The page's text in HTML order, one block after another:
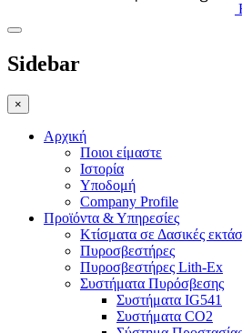
Sidebar
×
Αρχική
Ποιοι είμαστε
Ιστορία
Υποδομή
Company Profile
Προϊόντα & Υπηρεσίες
Κτίσματα σε Δασικές
Πυροσβεστήρες
Πυροσβεστήρες Lith-Ex
Συστήματα Πυρόσβεσης
Συστήματα IG541
Συστήματα CO2